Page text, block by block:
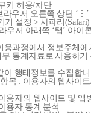
키 허용/차단
라우저 오른쪽 상단
기 설정 > 사파리
우저 아래쪽 ‘탭’ 아이
용과정에서 정보주체에
통계자료로 사용하기
이 행태정보를 수집합
목 : 이용자의 웹사이
용자의 웹사이트 및 앱
용자 통계 분석